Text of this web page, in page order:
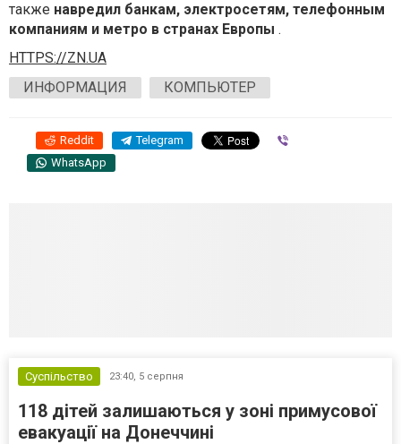
также навредил банкам, электросетям, телефонным
компаниям и метро в странах Европы .
HTTPS://ZN.UA
ИНФОРМАЦИЯ
КОМПЬЮТЕР
Reddit Telegram
WhatsApp
Суспільство 23:40, 5 серпня
118 дітей залишаються у зоні примусової
евакуації на Донеччині